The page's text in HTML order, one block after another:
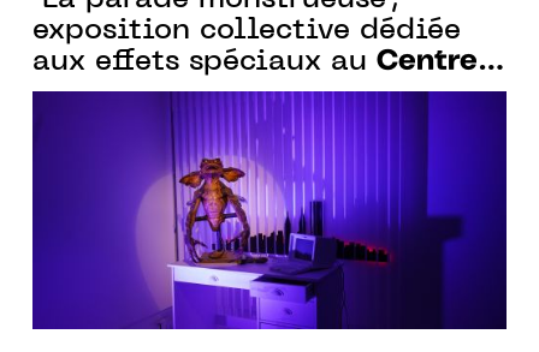
exposition collective dédiée
aux effets spéciaux au Centre
des arts d'Enghien-les-Bains,
jusqu’au 26 mars 2023